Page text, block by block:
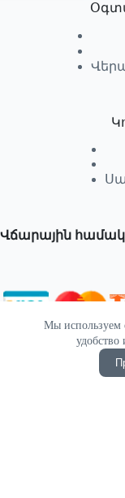
Мы используем
удобство
Վճարային
© 2026